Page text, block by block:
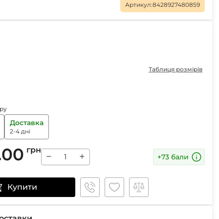
Пристрої для відлякування
Артикул:8428927480859
Таблиця розмірів
Доставка
2-4 дні
грн
− + +73 бали
Купити